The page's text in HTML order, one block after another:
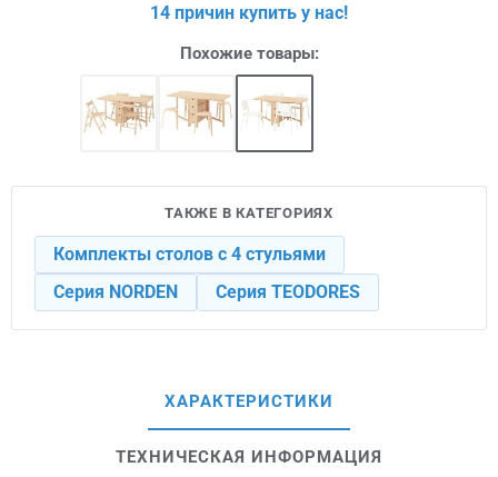
14 причин купить у нас!
Похожие товары:
ТАКЖЕ В КАТЕГОРИЯХ
Комплекты столов с 4 стульями
Серия NORDEN
Серия TEODORES
ХАРАКТЕРИСТИКИ
ТЕХНИЧЕСКАЯ ИНФОРМАЦИЯ